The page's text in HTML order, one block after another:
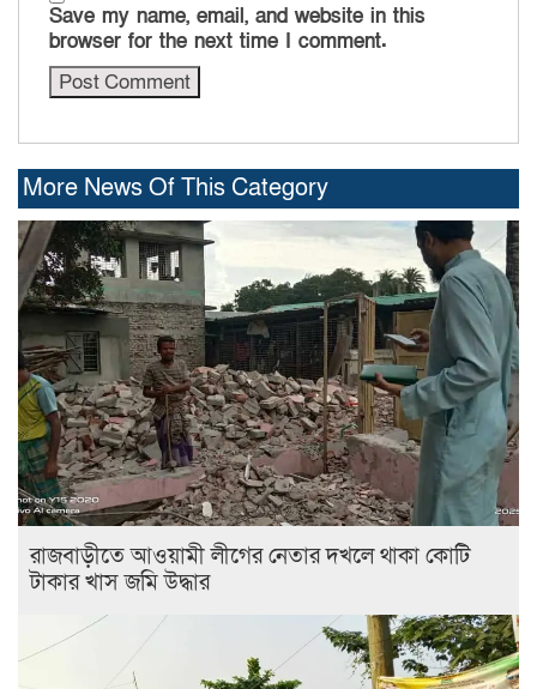
Save my name, email, and website in this
browser for the next time I comment.
More News Of This Category
রাজবাড়ীতে আওয়ামী লীগের নেতার দখলে থাকা কোটি
টাকার খাস জমি উদ্ধার